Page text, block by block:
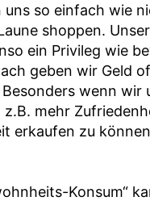
so einfach wie
shoppen.
ein Privileg wie
geben wir Geld
wenn wir
mehr
erkaufen zu
Konsum“